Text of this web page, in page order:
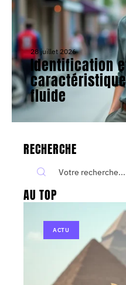
28 juillet 2026
Identification
fluide
RECHERCHE
AU TOP
ACTU